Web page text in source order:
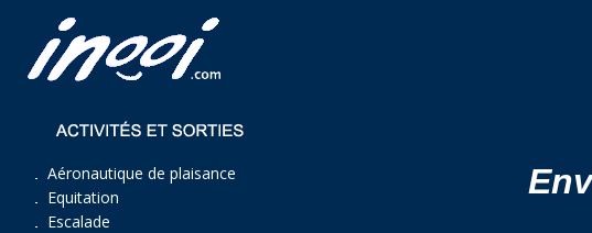
Aéronautique de plaisance
Equitation
Escalade